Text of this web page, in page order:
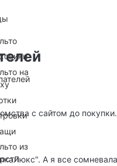
на
из
с сайтом до покупки.
А я все